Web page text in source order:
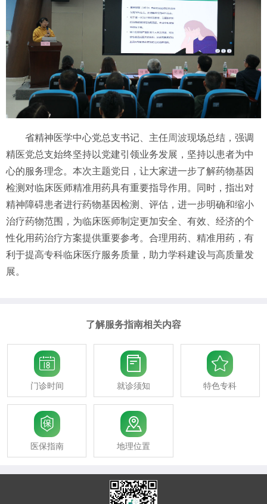
省精神医学中心党总支书记、主任周波现场总结，强调
精医党总支始终坚持以党建引领业务发展，坚持以患者为中
心的服务理念。本次主题党日，让大家进一步了解药物基因
检测对临床医师精准用药具有重要指导作用。同时，指出对
精神障碍患者进行药物基因检测、评估，进一步明确和缩小
治疗药物范围，为临床医师制定更加安全、有效、经济的个
性化用药治疗方案提供重要参考。合理用药、精准用药，有
利于提高专科临床医疗服务质量，助力学科建设与高质量发
展。
了解服务指南相关内容

门诊时间

就诊须知

特色专科

医保指南

地理位置